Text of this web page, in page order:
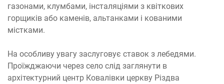
газонами, клумбами, інсталяціями з квіткових
горщиків або каменів, альтанками і кованими
містками.
На особливу увагу заслуговує ставок з лебедями.
Проїжджаючи через село слід заглянути в
архітектурний центр Ковалівки церкву Різдва